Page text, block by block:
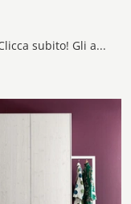
Cerchi un armadio Colour Maronese? Clicca subito! Gli armadi a muro con ante scorrevoli ti attendono.